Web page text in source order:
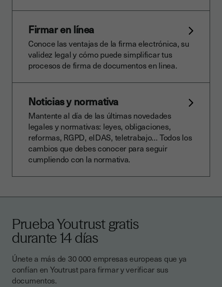
Firmar en línea
Conoce las ventajas de la firma electrónica, su
validez legal y cómo puede simplificar tus
procesos de firma de documentos en linea.
Noticias y normativa
Mantente al día de las últimas novedades
legales y normativas: leyes, obligaciones,
reformas, RGPD, eIDAS, teletrabajo… Todos los
cambios que debes conocer para seguir
cumpliendo con la normativa.
Prueba Youtrust gratis
durante 14 días
Únete a más de 30 000 empresas europeas que ya
confían en Youtrust para firmar y verificar sus
documentos.